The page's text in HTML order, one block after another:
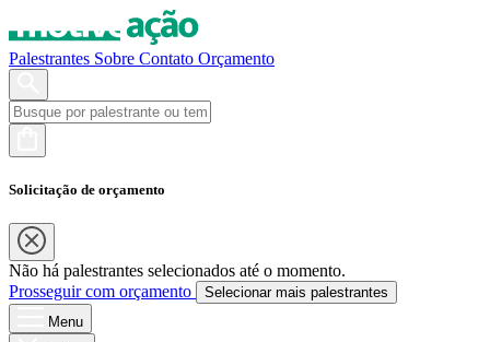
Palestrantes Sobre Contato Orçamento
Solicitação de orçamento
Não há palestrantes selecionados até o momento.
Prosseguir com orçamento
Selecionar mais palestrantes
Menu